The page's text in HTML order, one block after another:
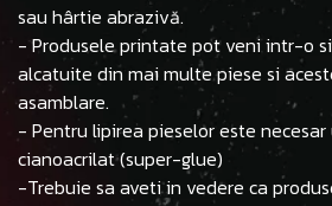
sau hârtie abrazivă.
- Produsele printate pot veni intr-o
alcatuite din mai multe piese si
asamblare.
- Pentru lipirea pieselor este
cianoacrilat (super-glue)
-Trebuie sa aveti in vedere ca